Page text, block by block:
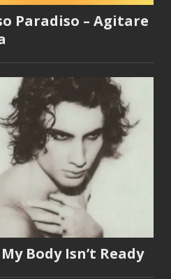
Paradiso – Agitare
Body Isn’t Ready